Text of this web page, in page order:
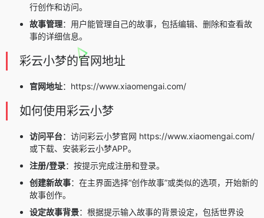
行创作和访问。
故事管理：用户能管理自己的故事，包括编辑、删除和查看故
事的详细信息。
彩云小梦的官网地址
官网地址：https://www.xiaomengai.com/
如何使用彩云小梦
访问平台：访问彩云小梦官网 https://www.xiaomengai.com/
或下载、安装彩云小梦APP。
注册/登录：按提示完成注册和登录。
创建新故事：在主界面选择“创作故事”或类似的选项，开始新的
故事创作。
设定故事背景：根据提示输入故事的背景设定，包括世界设